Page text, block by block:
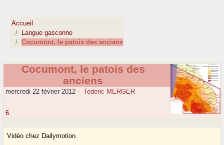
Accueil
Langue gasconne
Cocumont, le patois des anciens
Cocumont, le patois des
anciens
mercredi 22 février 2012 - Tederic MERGER
6
Vidéo chez Dailymotion.